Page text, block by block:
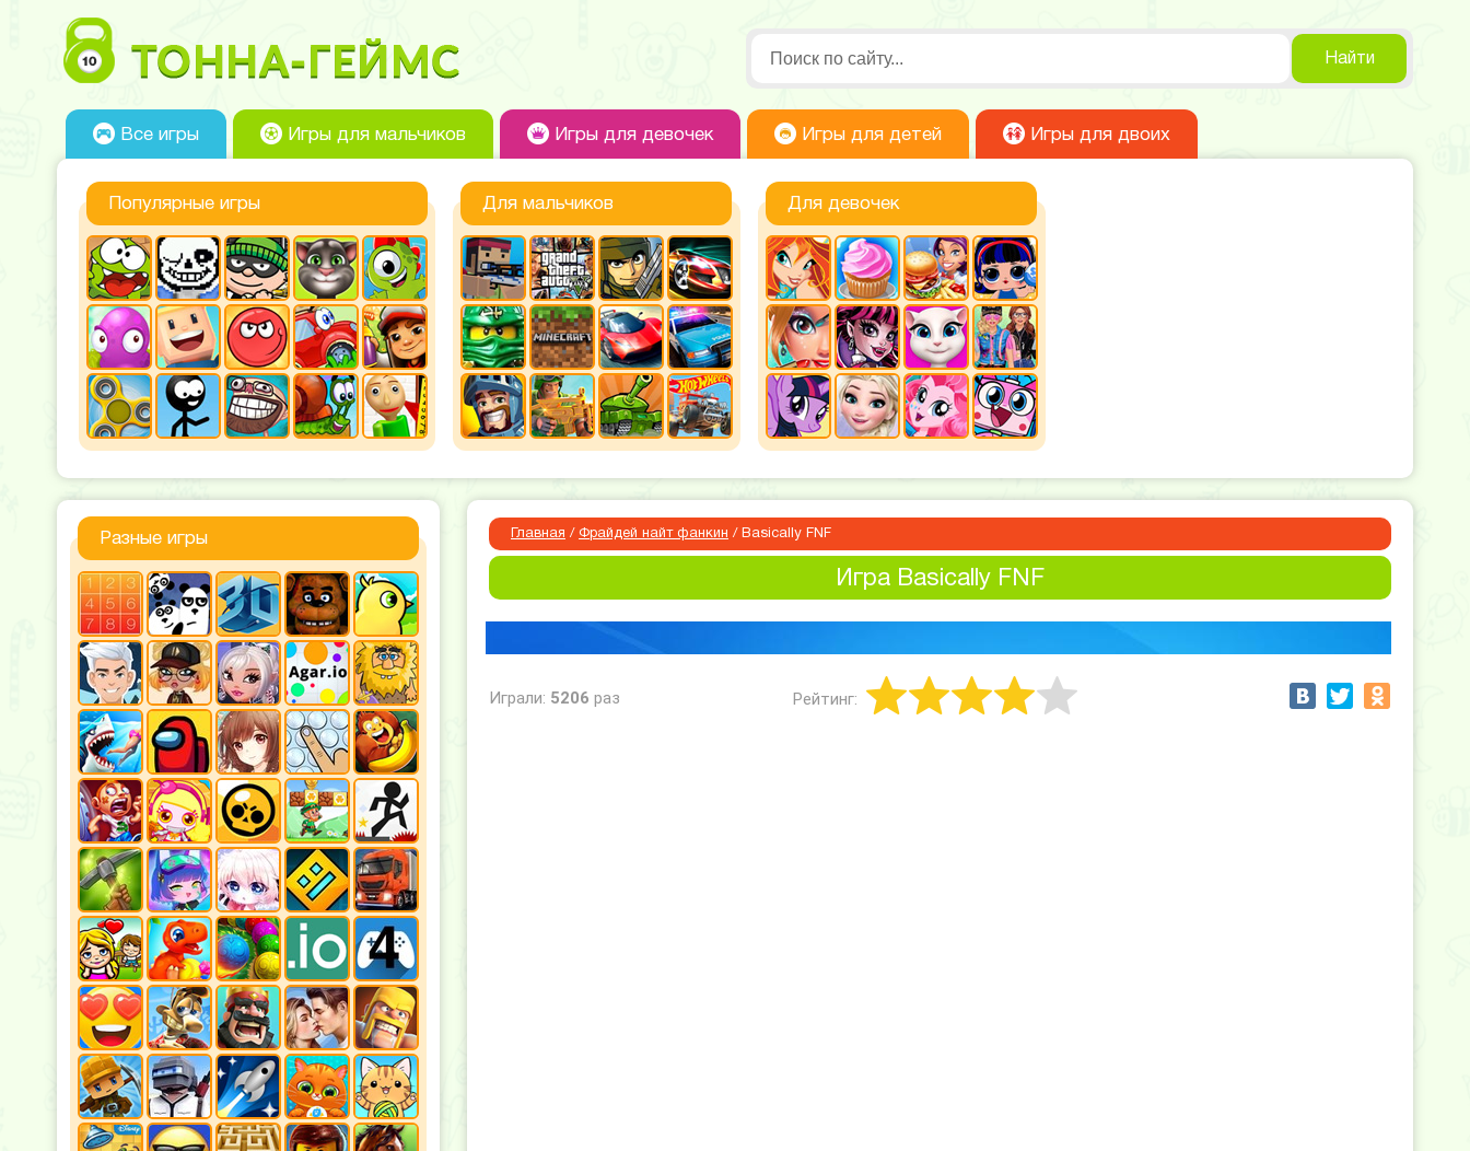
Найти
Все игры Игры для мальчиков Игры для девочек Игры для детей Игры для двоих
Популярные игры Для мальчиков Для девочек
Разные игры Главная / Фрайдей найт фанкин / Basically FNF
Игра Basically FNF
Играли: 5206 раз Рейтинг: